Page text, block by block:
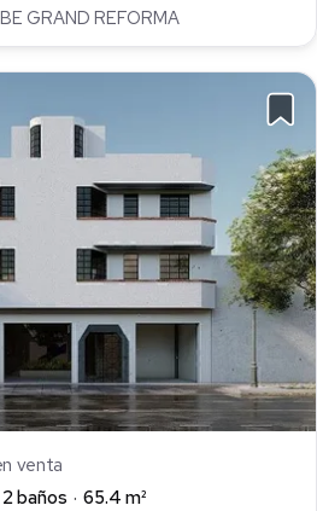
GRAND REFORMA
venta
2 baños
65.4 m²